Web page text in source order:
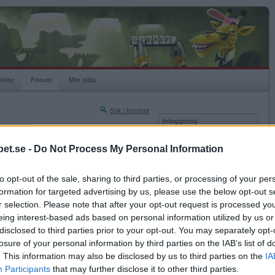
- Do Not Process My Personal Information
opt-out of the sale, sharing to third parties, or processing of your
for targeted advertising by us, please use the below opt-out
selection. Please note that after your opt-out request is processed
interest-based ads based on personal information utilized by us
to third parties prior to your opt-out. You may separately
of your personal information by third parties on the IAB’s list of
This information may also be disclosed by us to third parties on the
Participants that may further disclose it to other third parties.
Forum Min sida
Sök i forumet
Nästa sida »
2013-04-20 10:18
efter frukost! :)
Inloggning
Kom ihåg mig
Glömt ditt lösenord?
Få ny aktiveringslänk
Betapet är gratis!